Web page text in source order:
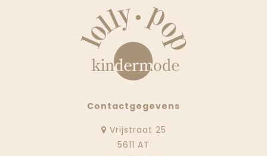
Contactgegevens
Vrijstraat 25
5611 AT